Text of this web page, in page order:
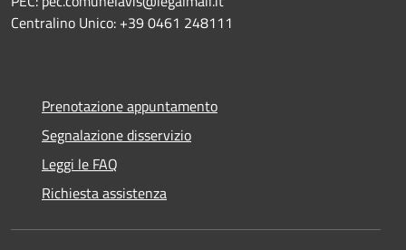
Centralino Unico: +39 0461 248111
Prenotazione appuntamento
Segnalazione disservizio
Leggi le FAQ
Richiesta assistenza